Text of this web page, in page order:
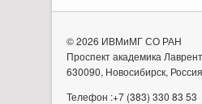
© 2026 ИВМиМГ СО РАН
Проспект академика
630090, Новосибирск, Россия
Телефон :+7 (383) 330 83 53